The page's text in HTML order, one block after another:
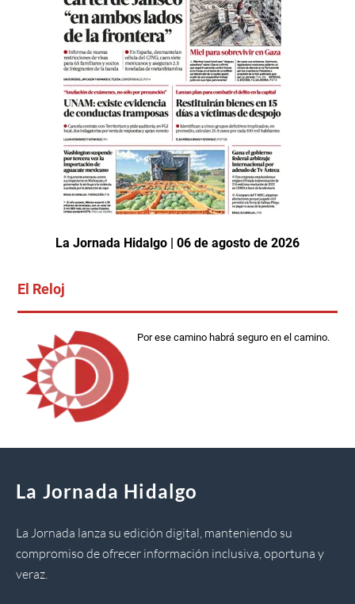
La Jornada Hidalgo | 06 de agosto de 2026
El Reloj
Por ese camino habrá seguro en el camino.
La Jornada Hidalgo
La Jornada lanza su edición digital, manteniendo su
compromiso de ofrecer información inclusiva, oportuna y
veraz.